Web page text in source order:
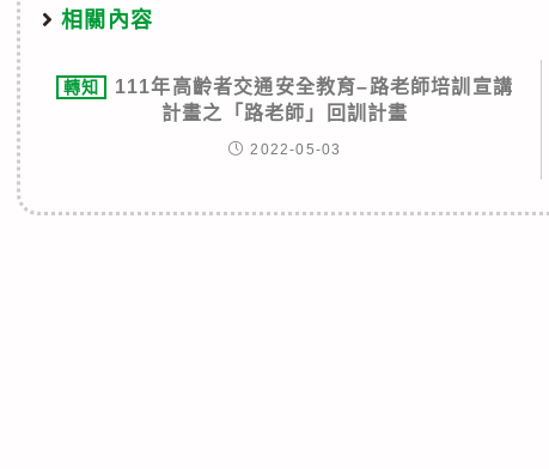
相關內容
轉知
111年高齡者交通安全教育–路老師培訓宣講
計畫之「路老師」回訓計畫
2022-05-03